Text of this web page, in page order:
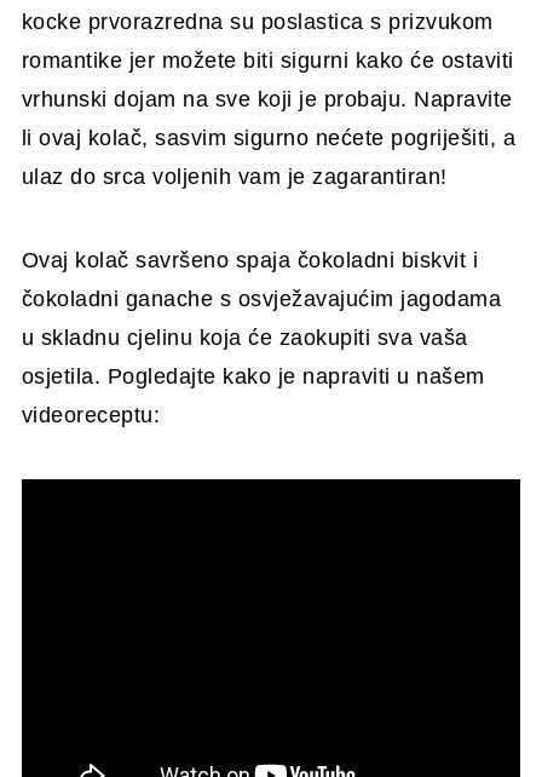
kocke prvorazredna su poslastica s prizvukom
romantike jer možete biti sigurni kako će ostaviti
vrhunski dojam na sve koji je probaju. Napravite
li ovaj kolač, sasvim sigurno nećete pogriješiti, a
ulaz do srca voljenih vam je zagarantiran!
Ovaj kolač savršeno spaja čokoladni biskvit i
čokoladni ganache s osvježavajućim jagodama
u skladnu cjelinu koja će zaokupiti sva vaša
osjetila. Pogledajte kako je napraviti u našem
videoreceptu: